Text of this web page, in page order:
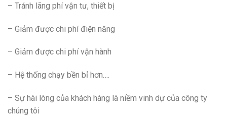
– Tránh lãng phí vận tư, thiết bị
– Giảm được chi phí điện năng
– Giảm được chi phí vận hành
– Hệ thống chạy bền bỉ hơn….
– Sự hài lòng của khách hàng là niềm vinh dự của công ty
chúng tôi